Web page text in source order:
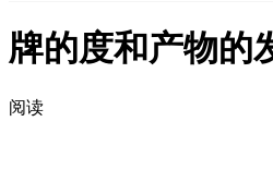
牌的度和产物的
阅读